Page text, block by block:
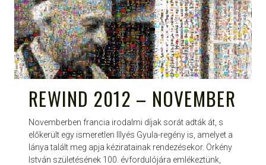
REWIND 2012 – NOVEMBER
Novemberben francia irodalmi díjak sorát adták át, s
előkerült egy ismeretlen Illyés Gyula-regény is, amelyet a
lánya talált meg apja kéziratainak rendezésekor. Örkény
István születésének 100. évfordulójára emlékeztünk,